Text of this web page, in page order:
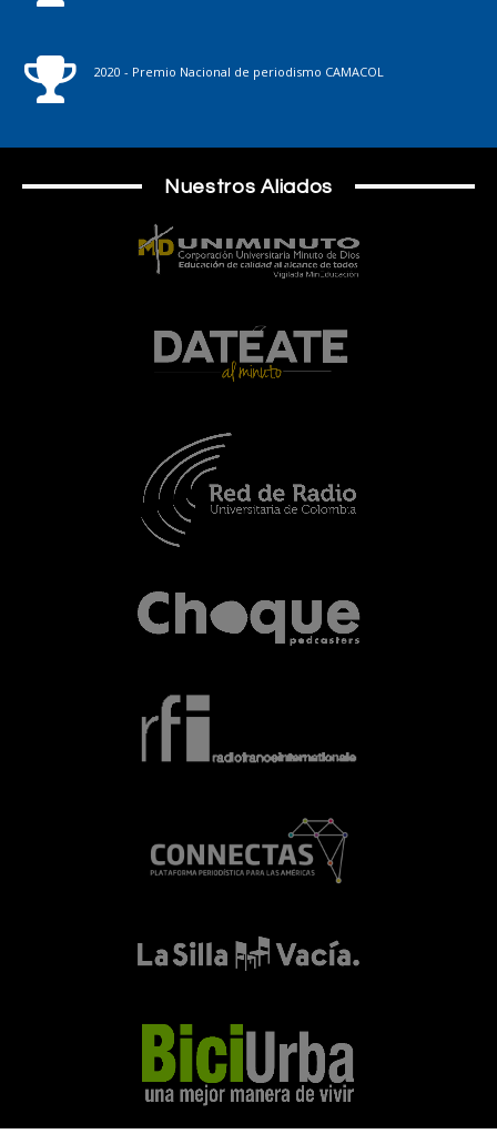
2020 - Premio Nacional de periodismo CAMACOL
Nuestros Aliados